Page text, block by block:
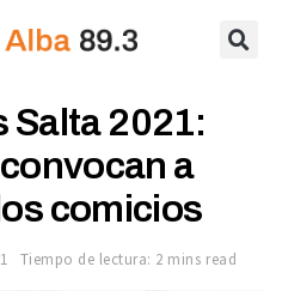
Salta 2021:
a
comicios
Tiempo de lectura: 2 mins read